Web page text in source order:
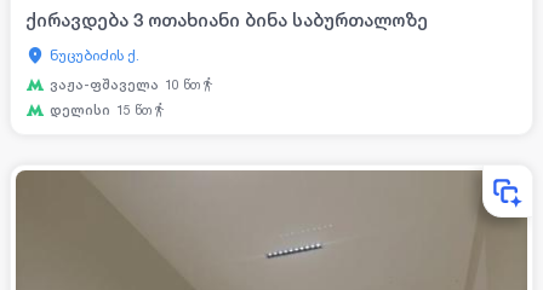
ქირავდება 3 ოთახიანი ბინა საბურთალოზე
ნუცუბიძის ქ.
ვაჟა-ფშაველა 10 წთ
დელისი 15 წთ